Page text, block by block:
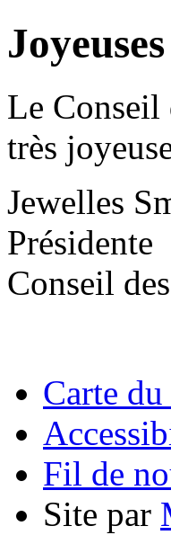
Le Conseil
très
Jewelles
Présidente
Conseil
Carte du
Fil de
Site par